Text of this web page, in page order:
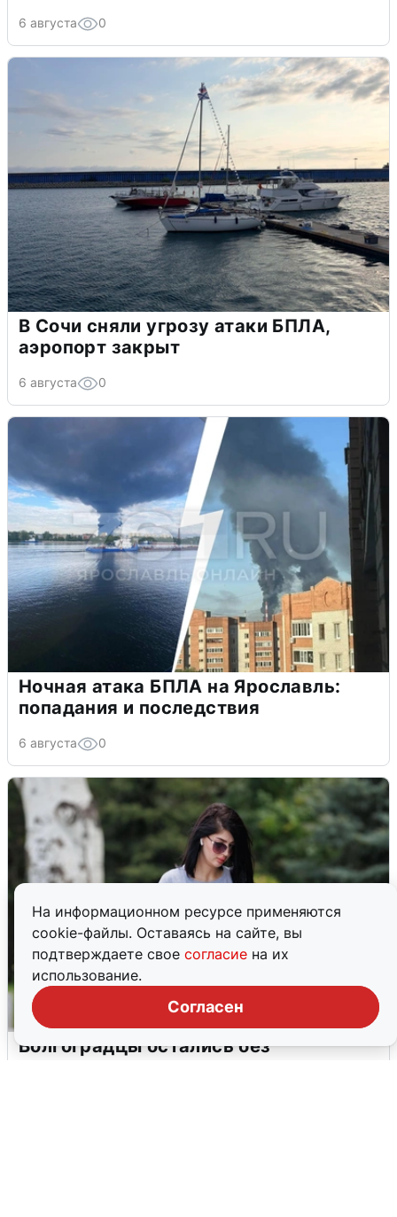
На информационном ресурсе применяются
cookie-файлы. Оставаясь на сайте, вы
подтверждаете свое согласие на их
использование.
Согласен
6 августа 0
В Сочи сняли угрозу атаки БПЛА,
аэропорт закрыт
6 августа 0
Ночная атака БПЛА на Ярославль:
попадания и последствия
6 августа 0
Волгоградцы остались без